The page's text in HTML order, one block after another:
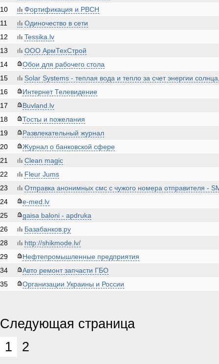
10
Фортификация и РВСН
11
Одиночество в сети
12
Tessika.lv
13
ООО АрмТехСтрой
14
Обои для рабочего стола
15
Solar Systems - теплая вода и тепло за счет энергии
16
Интернет Телевидение
17
Buvland.lv
18
Тосты и пожелания
19
Развлекательный журнал
20
Журнал о банковской сфере
21
Clean magic
22
Fleur Jums
23
Отправка анонимных смс с чужого номера отправителя -
24
e-med.lv
25
gaisa baloni - apdruka
26
Базабанков.ру
28
http://shikmode.lv/
29
Нефтепромышленные предприятия
34
Авто ремонт запчасти ГБО
35
Организации Украины и России
Следующая страница
1
2